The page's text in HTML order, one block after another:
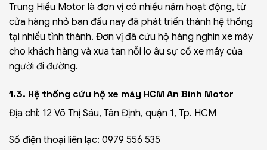
Trung Hiếu Motor là đơn vị có nhiều năm hoạt động, từ
cửa hàng nhỏ ban đầu nay đã phát triển thành hệ thống
tại nhiều tỉnh thành. Đơn vị đã cứu hộ hàng nghìn xe máy
cho khách hàng và xua tan nỗi lo âu sự cố xe máy của
người đi đường.
1.3. Hệ thống cứu hộ xe máy HCM An Bình Motor
Địa chỉ: 12 Võ Thị Sáu, Tân Định, quận 1, Tp. HCM
Số điện thoại liên lạc: 0979 556 535